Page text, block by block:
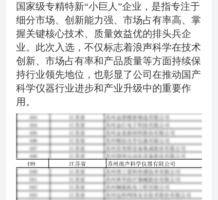
国家级专精特新“小巨人”企业，是指专注于
细分市场、创新能力强、市场占有率高、掌
握关键核心技术、质量效益优的排头兵企
业。此次入选，不仅标志着浪声科学在技术
创新、市场占有率和产品质量等方面持续保
持行业领先地位，也彰显了公司在推动国产
科学仪器行业进步和产业升级中的重要作
用。